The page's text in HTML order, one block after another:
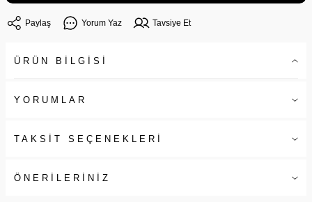
Paylaş Yorum Yaz Tavsiye Et
ÜRÜN BİLGİSİ
YORUMLAR
TAKSİT SEÇENEKLERİ
ÖNERİLERİNİZ